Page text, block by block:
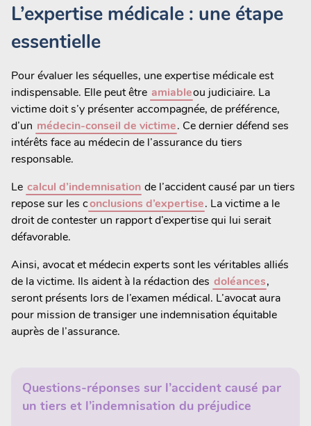
L’expertise médicale : une étape
essentielle
Pour évaluer les séquelles, une expertise médicale est
indispensable. Elle peut être amiableou judiciaire. La
victime doit s’y présenter accompagnée, de préférence,
d’un médecin-conseil de victime. Ce dernier défend ses
intérêts face au médecin de l’assurance du tiers
responsable.
Le calcul d’indemnisation de l’accident causé par un tiers
repose sur les conclusions d’expertise. La victime a le
droit de contester un rapport d’expertise qui lui serait
défavorable.
Ainsi, avocat et médecin experts sont les véritables alliés
de la victime. Ils aident à la rédaction des doléances,
seront présents lors de l’examen médical. L’avocat aura
pour mission de transiger une indemnisation équitable
auprès de l’assurance.
Questions-réponses sur l’accident causé par
un tiers et l’indemnisation du préjudice